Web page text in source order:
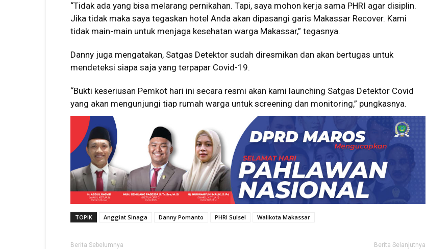
“Tidak ada yang bisa melarang pernikahan. Tapi, saya mohon kerja sama PHRI agar disiplin.
Jika tidak maka saya tegaskan hotel Anda akan dipasangi garis Makassar Recover. Kami
tidak main-main untuk menjaga kesehatan warga Makassar,” tegasnya.
Danny juga mengatakan, Satgas Detektor sudah diresmikan dan akan bertugas untuk
mendeteksi siapa saja yang terpapar Covid-19.
“Bukti keseriusan Pemkot hari ini secara resmi akan kami launching Satgas Detektor Covid
yang akan mengunjungi tiap rumah warga untuk screening dan monitoring,” pungkasnya.
TOPIK Anggiat Sinaga Danny Pomanto PHRI Sulsel Walikota Makassar
Berita Sebelumnya Berita Selanjutnya